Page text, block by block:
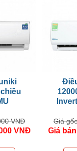
VNĐ
VNĐ
Giá
Giá